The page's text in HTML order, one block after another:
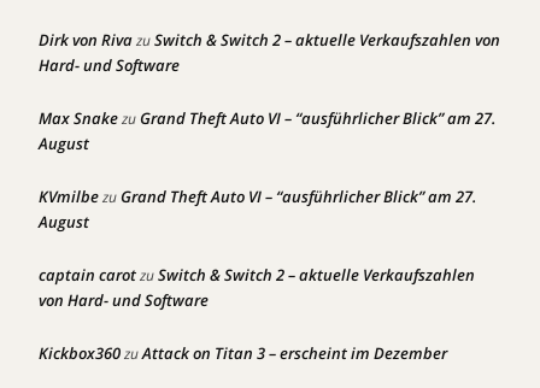
Dirk von RivazuSwitch & Switch 2 – aktuelle Verkaufszahlen von
Hard- und Software
Max SnakezuGrand Theft Auto VI – “ausführlicher Blick” am 27.
August
KVmilbezuGrand Theft Auto VI – “ausführlicher Blick” am 27.
August
captain carotzuSwitch & Switch 2 – aktuelle Verkaufszahlen
von Hard- und Software
Kickbox360zuAttack on Titan 3 – erscheint im Dezember